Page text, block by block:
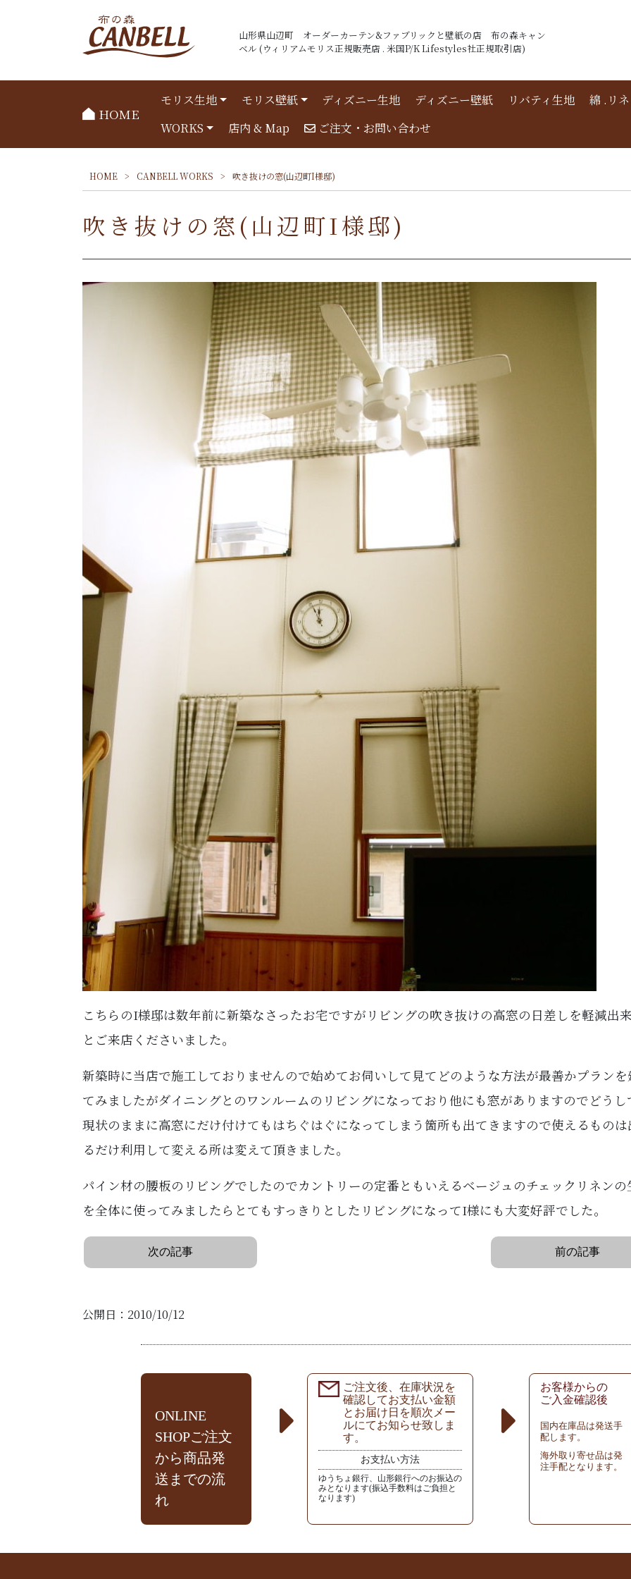
山形県山辺町 オーダーカーテン&ファブリックと壁紙の店 布の森キャン
ベル (ウィリアムモリス正規販売店 . 米国P/K Lifestyles社正規取引店)
HOME
モリス生地 モリス壁紙 ディズニー生地 ディズニー壁紙 リバティ生地 綿 .リ
WORKS
店内 & Map ご注文・お問い合わせ
HOME > CANBELL WORKS > 吹き抜けの窓(山辺町I様邸)
吹き抜けの窓(山辺町I様邸)
こちらのI様邸は数年前に新築なさったお宅ですがリビングの吹き抜けの高窓の日差しを軽減出
とご来店くださいました。
新築時に当店で施工しておりませんので始めてお伺いして見てどのような方法が最善かプランを
てみましたがダイニングとのワンルームのリビングになっており他にも窓がありますのでどうし
現状のままに高窓にだけ付けてもはちぐはぐになってしまう箇所も出てきますので使えるものは
るだけ利用して変える所は変えて頂きました。
パイン材の腰板のリビングでしたのでカントリーの定番ともいえるベージュのチェックリネンの
を全体に使ってみましたらとてもすっきりとしたリビングになってI様にも大変好評でした。
次の記事 前の記事
公開日：2010/10/12
ONLINE
SHOPご注文
から商品発
送までの流
れ
ご注文後、在庫状況を
確認してお支払い金額
とお届け日を順次メー
ルにてお知らせ致しま
す。
お支払い方法
ゆうちょ銀行、山形銀行へのお振込の
みとなります(振込手数料はご負担と
なります)
お客様からの
ご入金確認後
国内在庫品は発送手
配します。
海外取り寄せ品は発
注手配となります。